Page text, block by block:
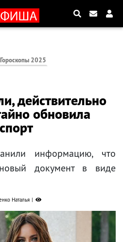
Гороскопы 2025
действительно
обновила
информацию, что
документ в виде
Наталья